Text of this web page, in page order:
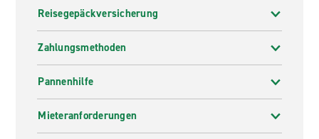
Reisegepäckversicherung
Zahlungsmethoden
Pannenhilfe
Mieteranforderungen